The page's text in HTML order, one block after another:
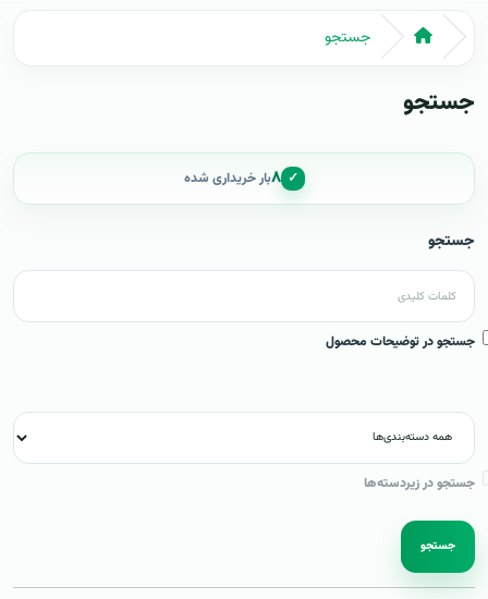
جستجو
جستجو
✓ ۸بار خریداری شده
جستجو
جستجو در توضیحات محصول
جستجو در زیردسته‌ها
جستجو